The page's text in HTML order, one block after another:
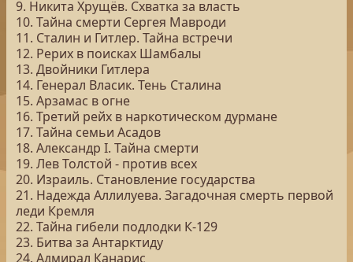
9. Никита Хрущёв. Схватка за власть
10. Тайна смерти Сергея Мавроди
11. Сталин и Гитлер. Тайна встречи
12. Рерих в поисках Шамбалы
13. Двойники Гитлера
14. Генерал Власик. Тень Сталина
15. Арзамас в огне
16. Третий рейх в наркотическом дурмане
17. Тайна семьи Асадов
18. Александр I. Тайна смерти
19. Лев Толстой - против всех
20. Израиль. Становление государства
21. Надежда Аллилуева. Загадочная смерть первой
леди Кремля
22. Тайна гибели подлодки К-129
23. Битва за Антарктиду
24. Адмирал Канарис